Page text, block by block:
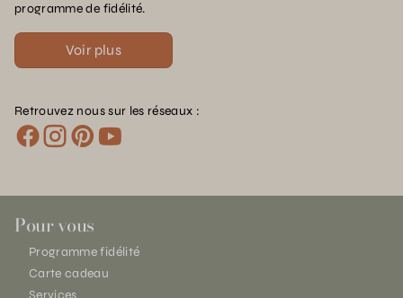
programme de fidélité.
Voir plus
Retrouvez nous sur les réseaux :
Pour vous
Programme fidélité
Carte cadeau
Services